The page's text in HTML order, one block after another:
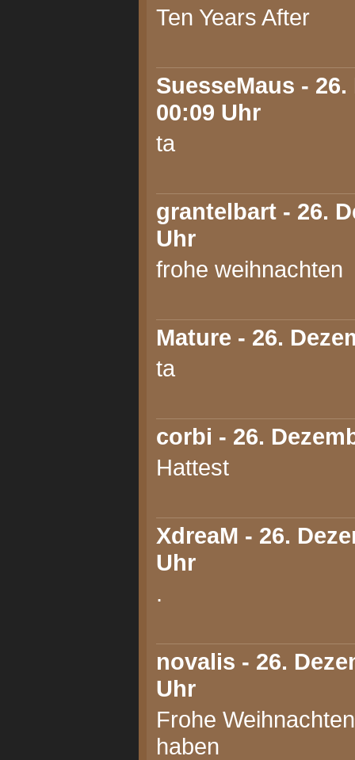
Ten Years After
SuesseMaus - 26.
00:09 Uhr
ta
grantelbart - 26.
Uhr
frohe weihnachten
Mature - 26.
ta
corbi - 26.
Hattest
XdreaM - 26.
Uhr
.
novalis - 26.
Uhr
Frohe
haben